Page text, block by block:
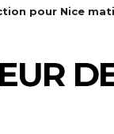
pour Nice